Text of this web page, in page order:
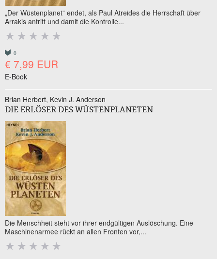
„Der Wüstenplanet” endet, als Paul Atreides die Herrschaft über
Arrakis antritt und damit die Kontrolle...
0
€ 7,99 EUR
E-Book
Brian Herbert Kevin J. Anderson
DIE ERLÖSER DES WÜSTENPLANETEN
Die Menschheit steht vor ihrer endgültigen Auslöschung. Eine
Maschinenarmee rückt an allen Fronten vor,...